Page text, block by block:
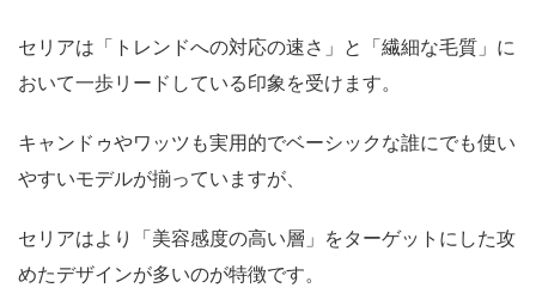
セリアは「トレンドへの対応の速さ」と「繊細な毛質」に
おいて一歩リードしている印象を受けます。
キャンドゥやワッツも実用的でベーシックな誰にでも使い
やすいモデルが揃っていますが、
セリアはより「美容感度の高い層」をターゲットにした攻
めたデザインが多いのが特徴です。